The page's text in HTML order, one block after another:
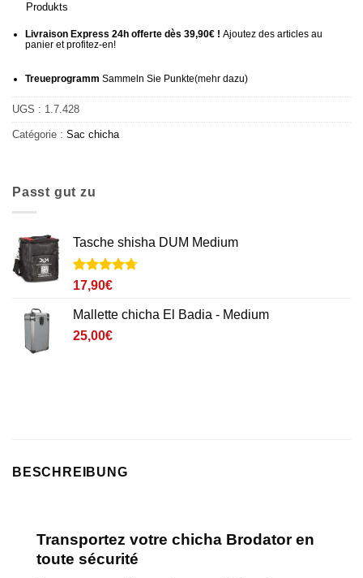
Produkts
Livraison Express 24h offerte dès 39,90€ ! Ajoutez des articles au
panier et profitez-en!
Treueprogramm Sammeln Sie Punkte(mehrdazu)
UGS : 1.7.428
Catégorie : Sac chicha
Passt gut zu
Tasche shisha DUM Medium
Noté4.7
sur
3
notations
client
17,90€
Mallette chicha El Badia - Medium
25,00€
BESCHREIBUNG
Transportez votre chicha Brodatoren
toute sécurité